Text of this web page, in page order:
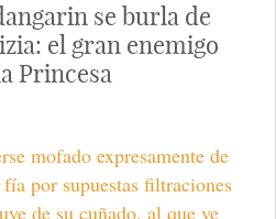
se burla de
el gran enemigo
Princesa
mofado expresamente de
por supuestas filtraciones
de su cuñado, al que ve